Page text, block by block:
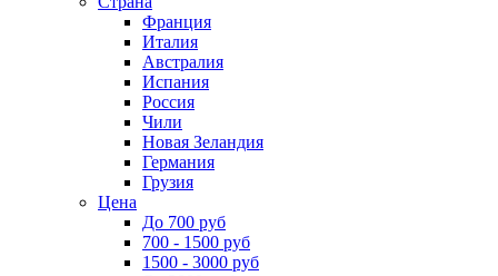
Франция
Италия
Австралия
Испания
Россия
Чили
Новая Зеландия
Германия
Грузия
Цена
До 700 руб
700 - 1500 руб
1500 - 3000 руб